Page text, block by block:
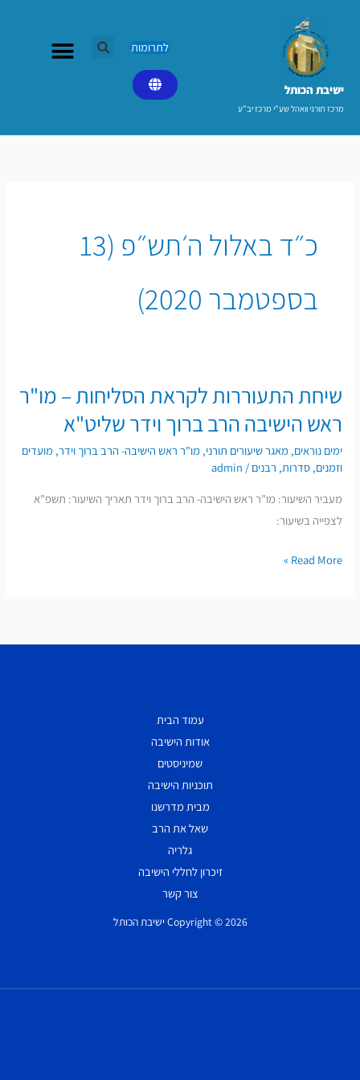
ישיבת הכותל​
מרכז תורני וואהל שע"י מרכז יב"ע
לתרומות
כ״ד באלול ה׳תש״פ (13
בספטמבר 2020)
שיחת התעוררות לקראת הסליחות – מו"ר
ראש הישיבה הרב ברוך וידר שליט"א
ימים נוראים, מאגר שיעורים תורני, מו"ר ראש הישיבה- הרב ברוך וידר, מועדים
וזמנים,סדרות, רבנים /
admin
מעביר השיעור: מו"ר ראש הישיבה- הרב ברוך וידר תאריך השיעור: תשפ"א
לצפייה בשיעור:
שיחת
לקראת
הסליחות
מו"ר
ראש
הרב
Read More »
עמוד הבית
אודות הישיבה
שמיניסטים
תוכניות הישיבה
מבית מדרשנו
שאל את הרב
גלריה
זיכרון לחללי הישיבה
צור קשר
Copyright © 2026 ישיבת הכותל